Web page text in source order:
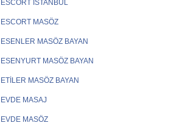
ESCORT İSTANBUL
ESCORT MASÖZ
ESENLER MASÖZ BAYAN
ESENYURT MASÖZ BAYAN
ETİLER MASÖZ BAYAN
EVDE MASAJ
EVDE MASÖZ